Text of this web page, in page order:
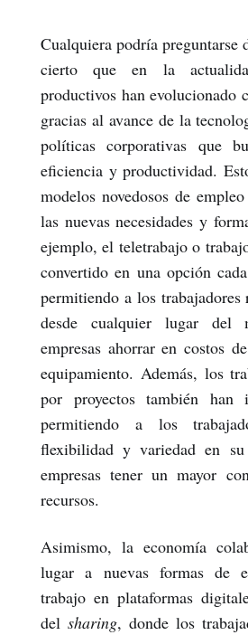
Cualquiera podría preguntarse
cierto que en la
productivos han evolucionado
gracias al avance de la
políticas corporativas que
eficiencia y productividad.
modelos novedosos de
las nuevas necesidades y
ejemplo, el teletrabajo o
convertido en una opción
permitiendo a los trabajadores
desde cualquier lugar
empresas ahorrar en costos
equipamiento. Además, los
por proyectos también han
permitiendo a los
flexibilidad y variedad en
empresas tener un mayor
recursos.
Asimismo, la economía
lugar a nuevas formas de
trabajo en plataformas
del sharing, donde los